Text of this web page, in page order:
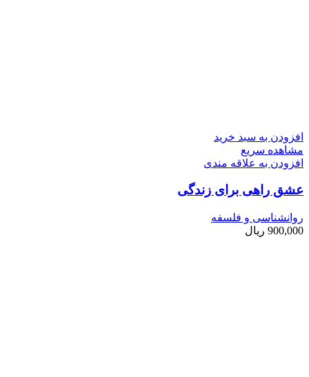
افزودن به سبد خرید
مشاهده سریع
افزودن به علاقه مندی
عشق راهی برای زندگی
روانشناسی و فلسفه
900,000 ریال